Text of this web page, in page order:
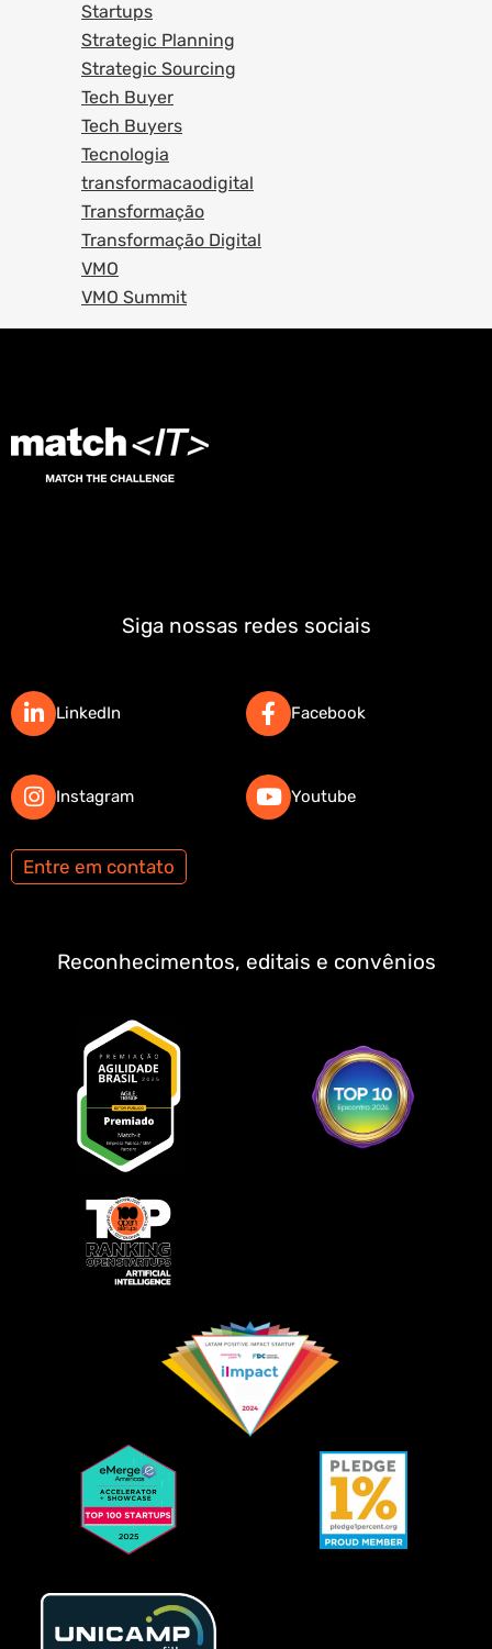
Startups
Strategic Planning
Strategic Sourcing
Tech Buyer
Tech Buyers
Tecnologia
transformacaodigital
Transformação
Transformação Digital
VMO
VMO Summit
Siga nossas redes sociais
LinkedIn
Instagram
Facebook
Youtube
Entre em contato
Reconhecimentos, editais e convênios